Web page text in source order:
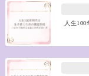
人生